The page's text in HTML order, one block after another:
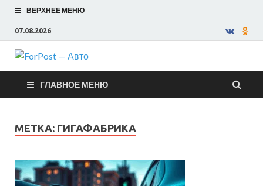
ВЕРХНЕЕ МЕНЮ
07.08.2026
ForPost —
Авто
ГЛАВНОЕ МЕНЮ
МЕТКА: ГИГАФАБРИКА